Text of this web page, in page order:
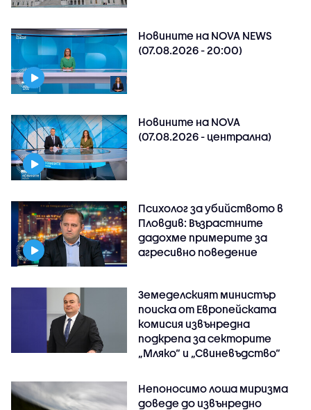
Новините на NOVA NEWS
(07.08.2026 - 20:00)
Новините на NOVA
(07.08.2026 - централна)
Психолог за убийството в
Пловдив: Възрастните
дадохме примерите за
агресивно поведение
Земеделският министър
поиска от Европейската
комисия извънредна
подкрепа за секторите
„Мляко“ и „Свиневъдство“
Непоносимо лоша миризма
доведе до извънредно